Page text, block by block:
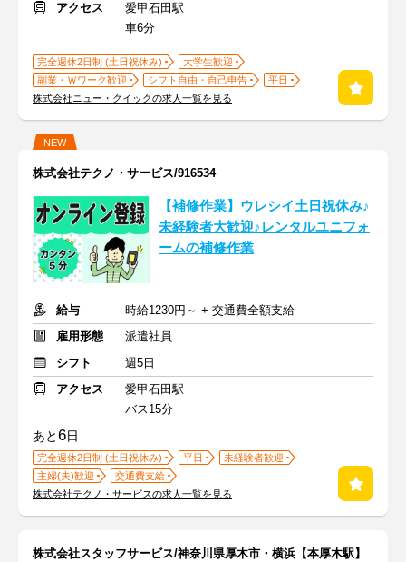
アクセス
愛甲石田駅
車6分
完全週休2日制 (土日祝休み)
大学生歓迎
副業・Ｗワーク歓迎
シフト自由・自己申告
平日
株式会社ニュー・クイックの求人一覧を見る
NEW
株式会社テクノ・サービス/916534
【補修作業】ウレシイ土日祝休み♪
未経験者大歓迎♪レンタルユニフォ
ームの補修作業
給与
時給1230円～ + 交通費全額支給
雇用形態
派遣社員
シフト
週5日
アクセス
愛甲石田駅
バス15分
あと6日
完全週休2日制 (土日祝休み) 平日
未経験者歓迎
主婦(夫)歓迎
交通費支給
株式会社テクノ・サービスの求人一覧を見る
株式会社スタッフサービス/神奈川県厚木市・横浜【本厚木駅】